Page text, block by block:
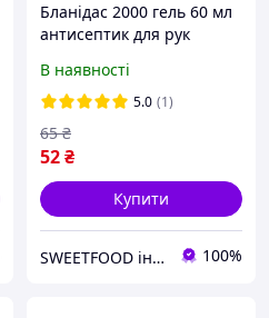
Бланідас 2000 гель 60 мл
антисептик для рук
В наявності
5.0 (1)
52₴
65 ₴
Купити
SWEETFOOD інтернет магазин 100%